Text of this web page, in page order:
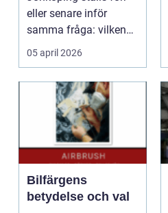
eller senare inför
samma fråga: vilken
verkstad tar bäst hand
05 april 2026
Bilfärgens
betydelse och val